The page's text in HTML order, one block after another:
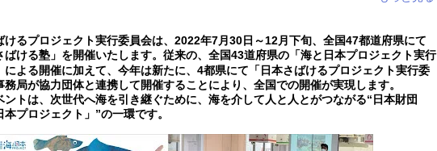
20代向け #女性向け #男性向け #旬 #話題 #東北地方 #中部地方
方 #近畿地方 #中国地方 #九州地方 #四国地方 #北海道
けるプロジェクト実行委員会は、2022年7月30日～12月下旬、全国47都道府県にて
ばける塾」を開催いたします。従来の、全国43道府県の「海と日本プロジェクト実行
による開催に加えて、今年は新たに、4都県にて「日本さばけるプロジェクト実行委
務局が協力団体と連携して開催することにより、全国での開催が実現します。
ントは、次世代へ海を引き継ぐために、海を介して人と人とがつながる“日本財団
本プロジェクト」”の一環です。